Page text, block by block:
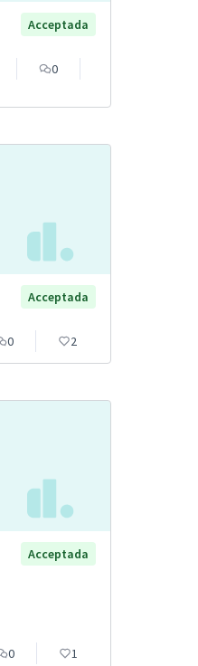
Acceptada
0
Acceptada
0 2
Acceptada
0 1